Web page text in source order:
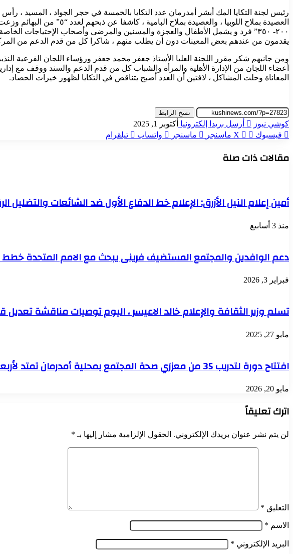
رئيس لجنة التكايا المك أبشر أمدرمان عدد التكايا بالخمسة في حجر الجواد ، المسيد ، رأس
العصيدة بملاح اللوبيا ،
٢٠٠- ٣٥٠” فرد و يشمل الأطفال والعجزة والمسنين والمرضى وأصحاب الإحتياجات
يقدمون من عندهم بعض المعينات دون أن يطلب منهم ، شاكرا كل من قدم الدعم من المركز
ومن جانبهم شكر مقرر اللجنة العليا الأستاذ جعفر محمد جعفر ورؤساء اللجان الفرعية
أعضاء اللجان من الإدارة الأهلية والمرأة والشباب كل من قدم الدعم والسند ووقف مع
المعاناة وحلت المشاكل ، لافتين أن العدد أصبح يتناقص في التكايا لظهور خيرات الحصاد.
نسخ الرابط
كوشي نيوز أرسل بريدا إلكترونيا أكتوبر 1, 2025
فيسبوك
‫X ماسنجر ماسنجر واتساب تيلقرام
مقالات ذات صلة
أمين إعلام النيل الأزرق: الإعلام خط الدفاع الأول ضد الشائعات والتضليل
منذ 3 أسابيع
دعم الوافدين والمجتمع المستضيف فرينى يبحث مع الامم المتحدة خطط
فبراير 3, 2026
تسلم وزير الثقافة والإعلام خالد الاعيسر ، اليوم توصيات مناقشة تعديل
مايو 27, 2025
افتتاح دورة لتدريب 35 من معززي صحة المجتمع بمحلية أمدرمان تمتد لأربعة أيام
مايو 20, 2026
اترك تعليقاً
لن يتم نشر عنوان بريدك الإلكتروني. الحقول الإلزامية مشار إليها بـ *
التعليق *
الاسم *
البريد الإلكتروني *